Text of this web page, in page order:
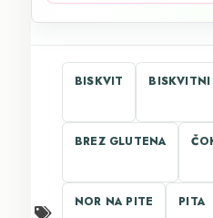
BISKVIT BISKVITNI
BREZ GLUTENA
NOR NA PITE PITA